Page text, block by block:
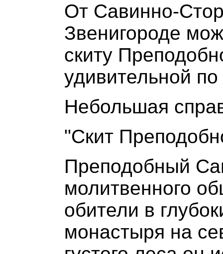
От Савинно-
Звенигороде
скиту
удивительной
Небольшая
"Скит
Преподобный
молитвенного
обители в
монастыря на